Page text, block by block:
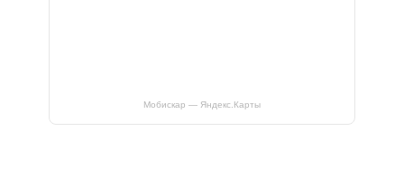
Мобискар — Яндекс.Карты